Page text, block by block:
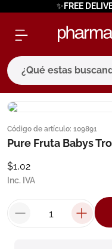
✨FREE
¿Qué estas buscando?
Código de artículo: 109891
Pure Fruta Babys
$1,02
Inc. IVA
términos más
1. eucerin
protector solar
cerave